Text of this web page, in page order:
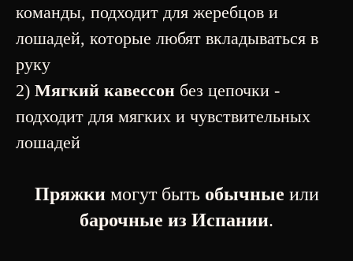
команды, подходит для жеребцов и
лошадей, которые любят вкладываться в
руку
2) Мягкий кавессон без цепочки -
подходит для мягких и чувствительных
лошадей
Пряжки могут быть обычные или
барочные из Испании.